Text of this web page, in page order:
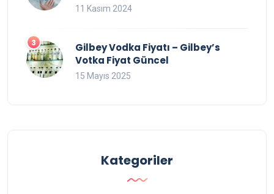
11 Kasım 2024
Gilbey Vodka Fiyatı – Gilbey’s
Votka Fiyat Güncel
15 Mayıs 2025
Kategoriler